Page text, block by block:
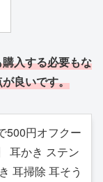
入する必要もな
良いです。
500円オフクー
耳かき ステン
耳掃除 耳そう